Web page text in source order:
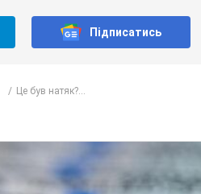
Підписатись
Це був натяк?...